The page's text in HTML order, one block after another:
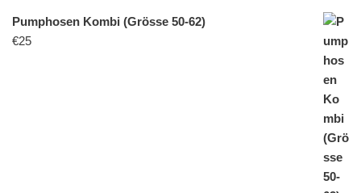
Pumphosen Kombi (Grösse 50-62)
€25